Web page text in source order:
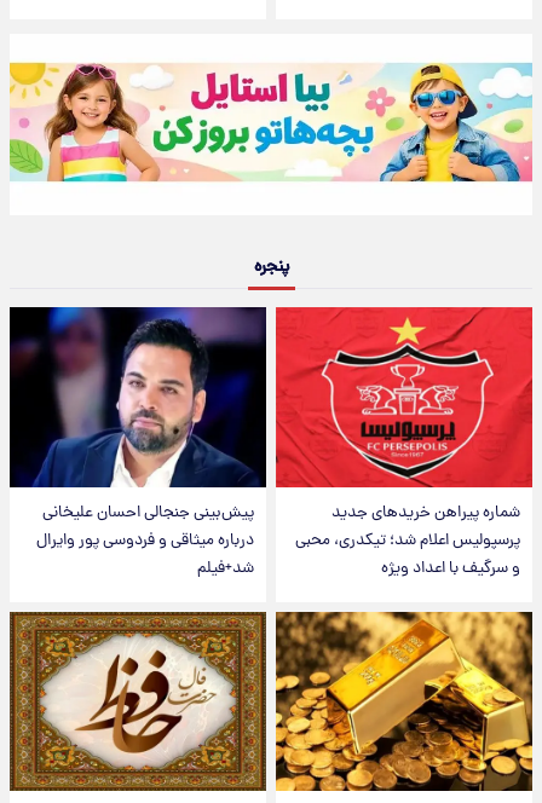
پنجره
شماره پیراهن خریدهای جدید
پرسپولیس اعلام شد؛ تیکدری، محبی
و سرگیف با اعداد ویژه
پیش‌بینی جنجالی احسان علیخانی
درباره میثاقی و فردوسی پور وایرال
شد+فیلم